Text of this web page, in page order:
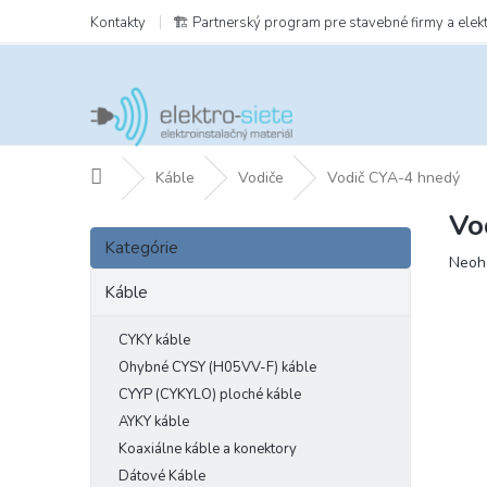
obsah
Kontakty 🏗️ Partnerský program pre stavebné firmy a
DomovKáble Vodiče Vodič CYA-4 hnedý
B
č
Preskočiť
kategórie
Kategórie
Káble
CYKY káble
Ohybné CYSY (H05VV-F) káble
CYYP (CYKYLO) ploché káble
AYKY káble
Koaxiálne káble a konektory
Dátové Káble